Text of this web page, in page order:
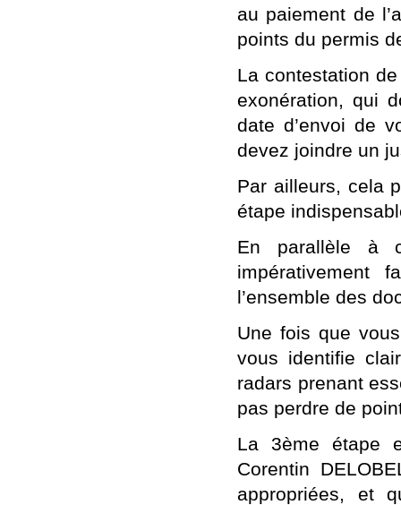
au paiement de
points du permis
La contestation
exonération, qui
date d’envoi de
devez joindre un
Par ailleurs, cela
étape
En parallèle à
impérativement
l’ensemble des
Une fois que
vous identifie
radars prenant
pas perdre de
La 3ème étape
Corentin
appropriées, et